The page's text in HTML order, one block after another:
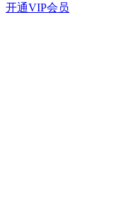
开通VIP会员